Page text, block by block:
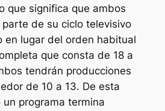
que significa que ambos
de su ciclo televisivo
en lugar del orden habitual
que consta de 18 a
tendrán producciones
de 10 a 13. De esta
programa termina